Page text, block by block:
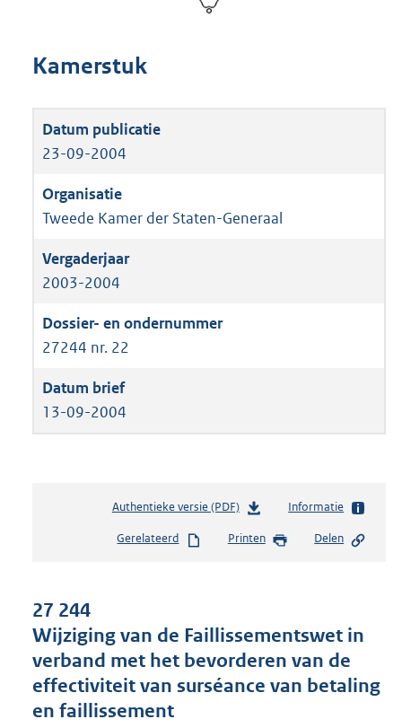
Kamerstuk
23-09-2004
Tweede Kamer der Staten-Generaal
2003-2004
27244 nr. 22
13-09-2004
Authentieke versie (PDF)b
s
s
g
o
Informatie
Gerelateerd Printen Delen
27 244
Wijziging van de Faillissementswet in
verband met het bevorderen van de
effectiviteit van surséance van betaling
en faillissement